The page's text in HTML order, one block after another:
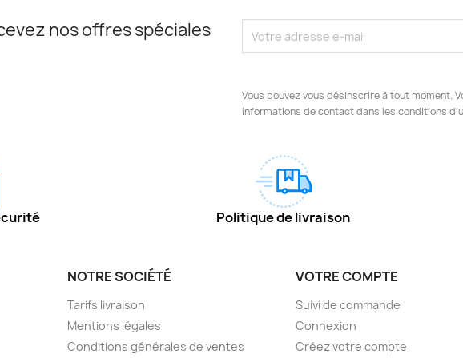
nos offres spéciales
Vous pouvez vous désinscrire à tout moment.
informations de contact dans les conditions
Politique de livraison
NOTRE SOCIÉTÉ
Tarifs livraison
Mentions légales
Conditions générales de ventes
VOTRE COMPTE
Suivi de commande
Connexion
Créez votre compte